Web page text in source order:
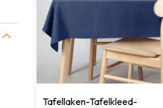
Tafellaken-Tafelkleed-